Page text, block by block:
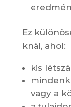
Ez
knál, ahol:
kis
vagy a